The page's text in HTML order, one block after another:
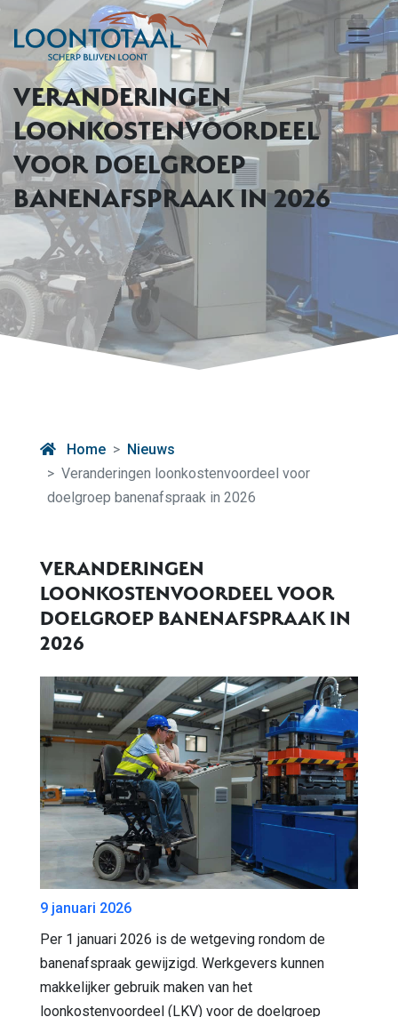
VERANDERINGEN
LOONKOSTENVOORDEEL
VOOR DOELGROEP
BANENAFSPRAAK IN 2026
Home
Nieuws
Veranderingen loonkostenvoordeel voor
doelgroep banenafspraak in 2026
VERANDERINGEN
LOONKOSTENVOORDEEL VOOR
DOELGROEP BANENAFSPRAAK IN
2026
9 januari 2026
Per 1 januari 2026 is de wetgeving rondom de
banenafspraak gewijzigd. Werkgevers kunnen
makkelijker gebruik maken van het
loonkostenvoordeel (LKV) voor de doelgroep